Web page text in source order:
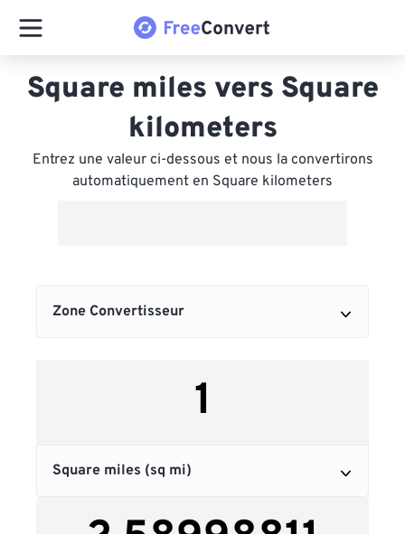
Square miles vers Square
kilometers
Entrez une valeur ci-dessous et nous la convertirons
automatiquement en Square kilometers